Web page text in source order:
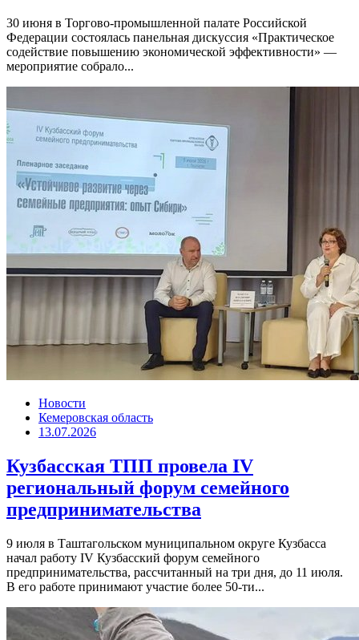
30 июня в Торгово-промышленной палате Российской
Федерации состоялась панельная дискуссия «Практическое
содействие повышению экономической эффективности» —
мероприятие собрало...
Новости
Кемеровская область
13.07.2026
Кузбасская ТПП провела IV
региональный форум семейного
предпринимательства
9 июля в Таштагольском муниципальном округе Кузбасса
начал работу IV Кузбасский форум семейного
предпринимательства, рассчитанный на три дня, до 11 июля.
В его работе принимают участие более 50-ти...